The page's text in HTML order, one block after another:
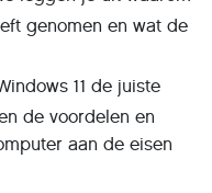
genomen en wat de
11 de juiste
de voordelen en
aan de eisen